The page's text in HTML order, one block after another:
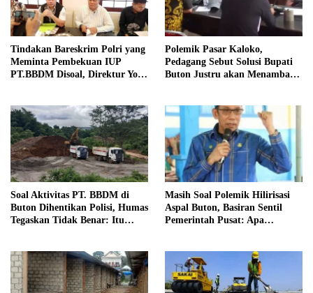
Tindakan Bareskrim Polri yang
Meminta Pembekuan IUP
PT.BBDM Disoal, Direktur Yory
Polemik Pasar Kaloko,
Pedagang Sebut Solusi Bupati
Buton Justru akan Menambah
Soal Aktivitas PT. BBDM di
Buton Dihentikan Polisi, Humas
Tegaskan Tidak Benar: Itu
Masih Soal Polemik Hilirisasi
Aspal Buton, Basiran Sentil
Pemerintah Pusat: Apa